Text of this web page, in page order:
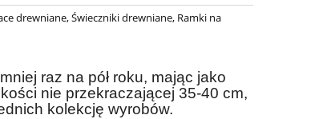
drewniane,Świeczniki drewniane, Ramki na
raz na pół roku, mając jako
nie przekraczającej 35-40 cm,
kolekcję wyrobów.